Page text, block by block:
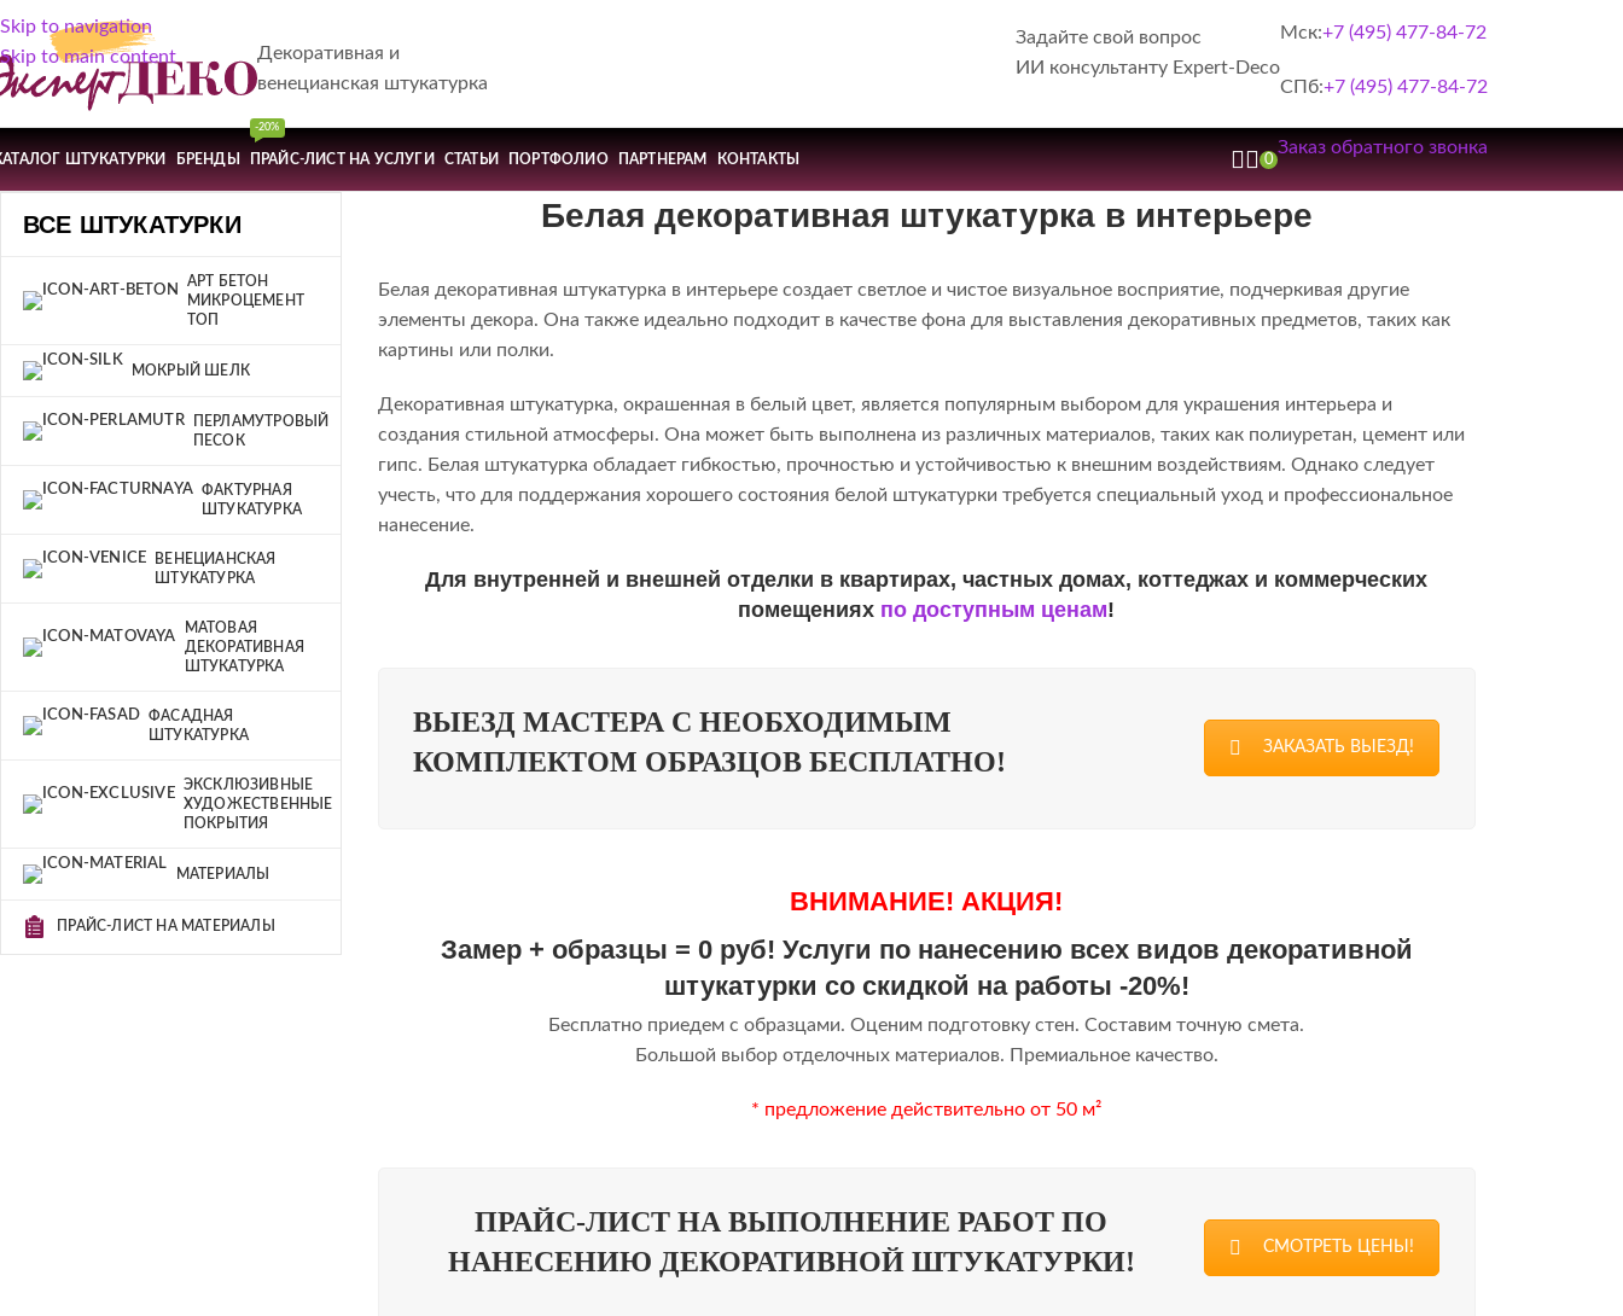
Skip to navigation
Skip to main content
Декоративная и
венецианская штукатурка
Задайте свой вопрос
ИИ консультанту Expert-Deco
Мск:+7 (495) 477-84-72
СПб:+7 (495) 477-84-72
ШТУКАТУРКИ БРЕНДЫ ПРАЙС-ЛИСТ НА УСЛУГИ
-20%
СТАТЬИ ПОРТФОЛИО ПАРТНЕРАМ КОНТАКТЫ 0
Заказ обратного звонка
ВСЕ ШТУКАТУРКИ
АРТ БЕТОН
МИКРОЦЕМЕНТ
ТОП
МОКРЫЙ ШЕЛК
ПЕРЛАМУТРОВЫЙ
ПЕСОК
ФАКТУРНАЯ
ШТУКАТУРКА
ВЕНЕЦИАНСКАЯ
ШТУКАТУРКА
МАТОВАЯ
ДЕКОРАТИВНАЯ
ШТУКАТУРКА
ФАСАДНАЯ
ШТУКАТУРКА
ЭКСКЛЮЗИВНЫЕ
ХУДОЖЕСТВЕННЫЕ
ПОКРЫТИЯ
МАТЕРИАЛЫ
ПРАЙС-ЛИСТ НА МАТЕРИАЛЫ
Белая декоративная штукатурка в интерьере
Белая декоративная штукатурка в интерьере создает светлое и чистое визуальное восприятие, подчеркивая другие
элементы декора. Она также идеально подходит в качестве фона для выставления декоративных предметов, таких как
картины или полки.
Декоративная штукатурка, окрашенная в белый цвет, является популярным выбором для украшения интерьера и
создания стильной атмосферы. Она может быть выполнена из различных материалов, таких как полиуретан, цемент или
гипс. Белая штукатурка обладает гибкостью, прочностью и устойчивостью к внешним воздействиям. Однако следует
учесть, что для поддержания хорошего состояния белой штукатурки требуется специальный уход и профессиональное
нанесение.
Для внутренней и внешней отделки в квартирах, частных домах, коттеджах и коммерческих
помещениях по доступным ценам!
ВЫЕЗД МАСТЕРА С НЕОБХОДИМЫМ
КОМПЛЕКТОМ ОБРАЗЦОВ БЕСПЛАТНО!
ЗАКАЗАТЬ ВЫЕЗД!
ВНИМАНИЕ! АКЦИЯ!
Замер + образцы = 0 руб! Услуги по нанесению всех видов декоративной
штукатурки со скидкой на работы -20%!
Бесплатно приедем с образцами. Оценим подготовку стен. Составим точную смета.
Большой выбор отделочных материалов. Премиальное качество.
* предложение действительно от 50 м²
ПРАЙС-ЛИСТ НА ВЫПОЛНЕНИЕ РАБОТ ПО
НАНЕСЕНИЮ ДЕКОРАТИВНОЙ ШТУКАТУРКИ!
СМОТРЕТЬ ЦЕНЫ!